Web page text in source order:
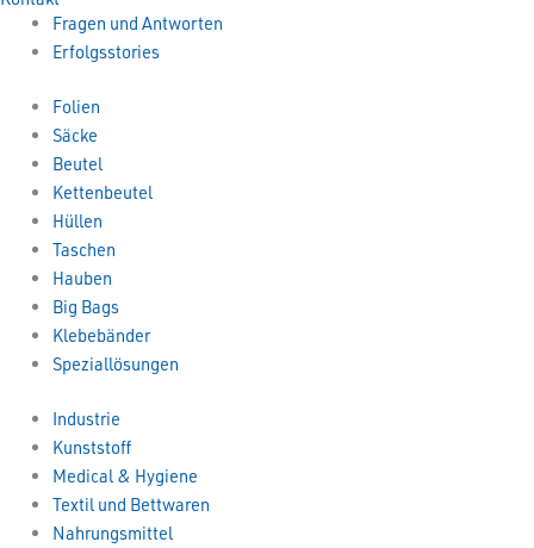
Fragen und Antworten
Erfolgsstories
Folien
Säcke
Beutel
Kettenbeutel
Hüllen
Taschen
Hauben
Big Bags
Klebebänder
Speziallösungen
Industrie
Kunststoff
Medical & Hygiene
Textil und Bettwaren
Nahrungsmittel